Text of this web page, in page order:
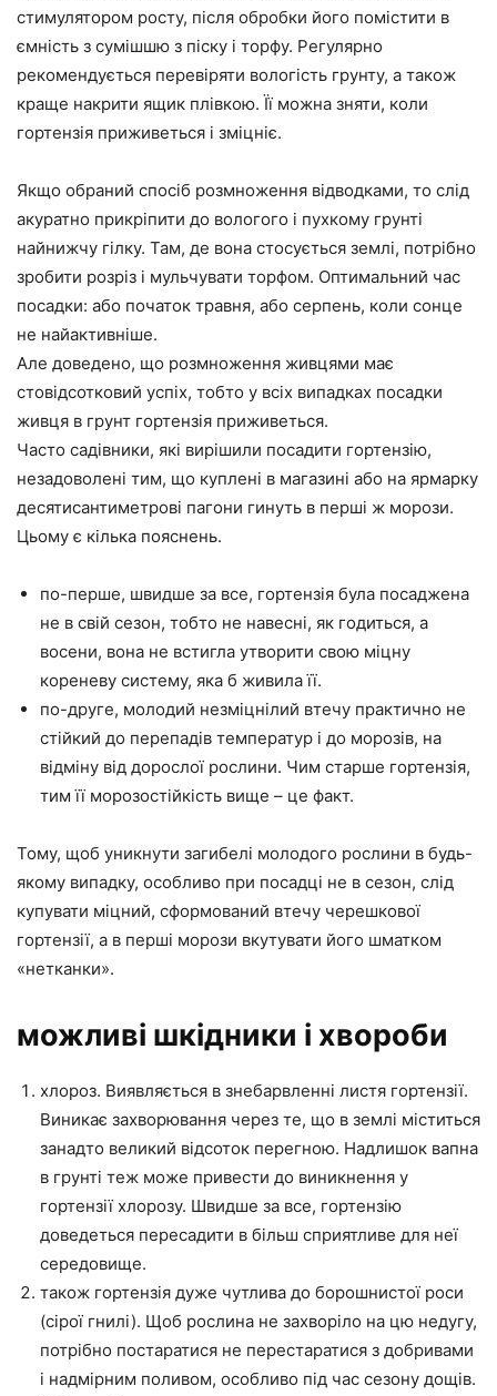
стимулятором росту, після обробки його помістити в
ємність з сумішшю з піску і торфу. Регулярно
рекомендується перевіряти вологість грунту, а також
краще накрити ящик плівкою. Її можна зняти, коли
гортензія приживеться і зміцніє.
Якщо обраний спосіб розмноження відводками, то слід
акуратно прикріпити до вологого і пухкому грунті
найнижчу гілку. Там, де вона стосується землі, потрібно
зробити розріз і мульчувати торфом. Оптимальний час
посадки: або початок травня, або серпень, коли сонце
не найактивніше.
Але доведено, що розмноження живцями має
стовідсотковий успіх, тобто у всіх випадках посадки
живця в грунт гортензія приживеться.
Часто садівники, які вирішили посадити гортензію,
незадоволені тим, що куплені в магазині або на ярмарку
десятисантиметрові пагони гинуть в перші ж морози.
Цьому є кілька пояснень.
по-перше, швидше за все, гортензія була посаджена
не в свій сезон, тобто не навесні, як годиться, а
восени, вона не встигла утворити свою міцну
кореневу систему, яка б живила її.
по-друге, молодий незміцнілий втечу практично не
стійкий до перепадів температур і до морозів, на
відміну від дорослої рослини. Чим старше гортензія,
тим її морозостійкість вище – це факт.
Тому, щоб уникнути загибелі молодого рослини в будь-
якому випадку, особливо при посадці не в сезон, слід
купувати міцний, сформований втечу черешкової
гортензії, а в перші морози вкутувати його шматком
«нетканки».
можливі шкідники і хвороби
хлороз. Виявляється в знебарвленні листя гортензії.
Виникає захворювання через те, що в землі міститься
занадто великий відсоток перегною. Надлишок вапна
в грунті теж може привести до виникнення у
гортензії хлорозу. Швидше за все, гортензію
доведеться пересадити в більш сприятливе для неї
середовище.
також гортензія дуже чутлива до борошнистої роси
(сірої гнилі). Щоб рослина не захворіло на цю недугу,
потрібно постаратися не перестаратися з добривами
і надмірним поливом, особливо під час сезону дощів.